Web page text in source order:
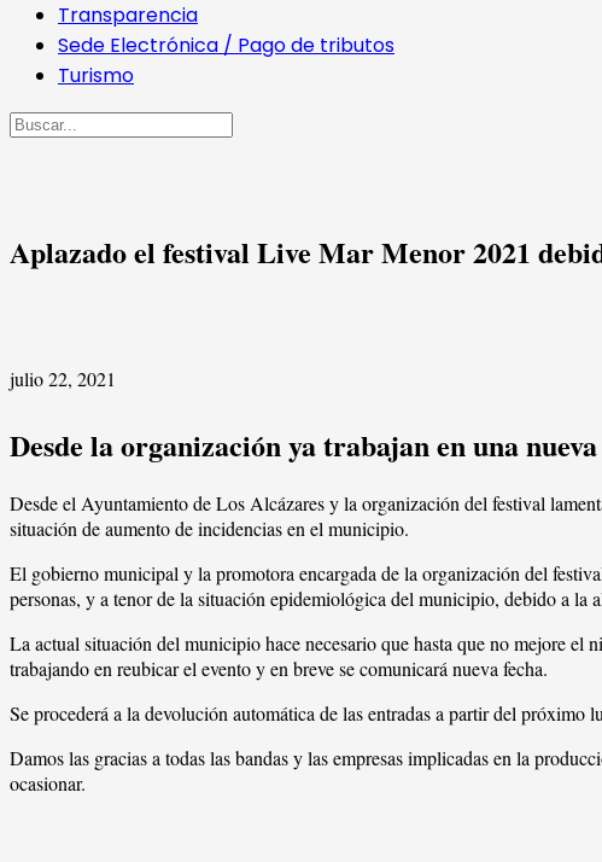
Transparencia
Sede Electrónica / Pago de tributos
Turismo
Buscar
Aplazado el festival Live Mar Menor 2021
julio 22, 2021
Desde la organización ya trabajan en una
Desde el Ayuntamiento de Los Alcázares y la organización del festival
situación de aumento de incidencias en el municipio.
El gobierno municipal y la promotora encargada de la organización del
personas, y a tenor de la situación epidemiológica del municipio, debido a
La actual situación del municipio hace necesario que hasta que no mejore el
trabajando en reubicar el evento y en breve se comunicará nueva fecha.
Se procederá a la devolución automática de las entradas a partir del próximo
Damos las gracias a todas las bandas y las empresas implicadas en la
ocasionar.